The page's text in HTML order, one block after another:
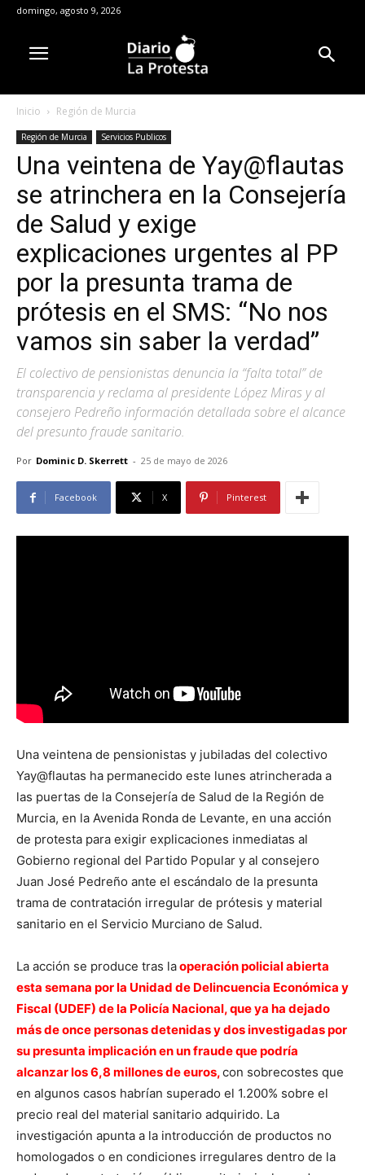
domingo, agosto 9, 2026
Inicio Región de Murcia
Región de Murcia Servicios Publicos
Una veintena de Yay@flautas
se atrinchera en la Consejería
de Salud y exige
explicaciones urgentes al PP
por la presunta trama de
prótesis en el SMS: “No nos
vamos sin saber la verdad”
El colectivo de pensionistas denuncia la “falta total” de
transparencia y reclama al presidente López Miras y al
consejero Pedreño información detallada sobre el alcance
del presunto fraude sanitario.
Por Dominic D. Skerrett - 25 de mayo de 2026
Facebook X Pinterest
Una veintena de pensionistas y jubiladas del colectivo
Yay@flautas ha permanecido este lunes atrincherada a
las puertas de la Consejería de Salud de la Región de
Murcia, en la Avenida Ronda de Levante, en una acción
de protesta para exigir explicaciones inmediatas al
Gobierno regional del Partido Popular y al consejero
Juan José Pedreño ante el escándalo de la presunta
trama de contratación irregular de prótesis y material
sanitario en el Servicio Murciano de Salud.
La acción se produce tras laoperación policial abierta
esta semana por la Unidad de Delincuencia Económica y
Fiscal (UDEF) de la Policía Nacional, que ya ha dejado
más de once personas detenidas y dos investigadas por
su presunta implicación en un fraude que podría
alcanzar los 6,8 millones de euros,con sobrecostes que
en algunos casos habrían superado el 1.200% sobre el
precio real del material sanitario adquirido. La
investigación apunta a la introducción de productos no
homologados o en condiciones irregulares dentro de la